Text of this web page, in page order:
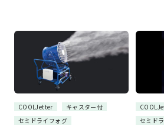
COOLJetter
キャスター付
セミドライフォグ
セミド